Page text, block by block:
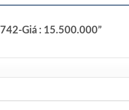
Giá : 15.500.000”